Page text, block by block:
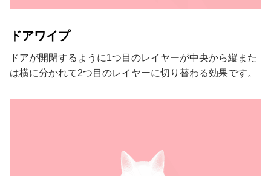
ドアワイプ
ドアが開閉するように1つ目のレイヤーが中央から縦また
は横に分かれて2つ目のレイヤーに切り替わる効果です。